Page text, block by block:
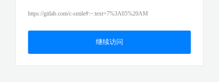
https://gitlab.com/c-smile#:~:text=7%3A05%20AM
继续访问